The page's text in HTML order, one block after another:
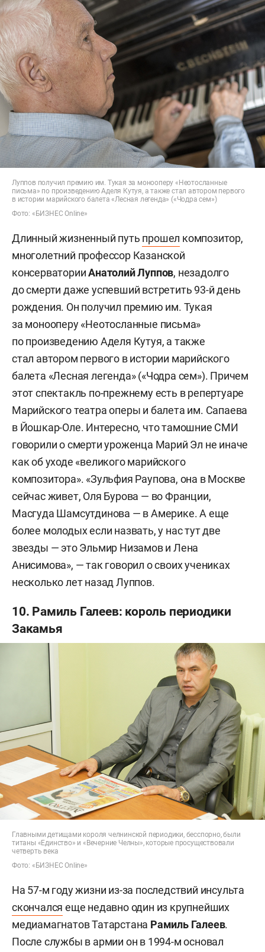
Луппов получил премию им. Тукая за монооперу «Неотосланные
письма» по произведению Аделя Кутуя, а также стал автором первого
в истории марийского балета «Лесная легенда» («Чодра сем»)
Фото: «БИЗНЕС Online»
Длинный жизненный путь прошел композитор,
многолетний профессор Казанской
консерваторииАнатолий Луппов, незадолго
до смерти даже успевший встретить 93-й день
рождения. Он получил премию им. Тукая
за монооперу «Неотосланные письма»
по произведению Аделя Кутуя, а также
стал автором первого в истории марийского
балета «Лесная легенда» («Чодра сем»). Причем
этот спектакль по-прежнему есть в репертуаре
Марийского театра оперы и балета им. Сапаева
в Йошкар-Оле. Интересно, что тамошние СМИ
говорили о смерти уроженца Марий Эл не иначе
как об уходе «великого марийского
композитора». «Зульфия Раупова, она в Москве
сейчас живет, Оля Бурова — во Франции,
Масгуда Шамсутдинова — в Америке. А еще
более молодых если назвать, у нас тут две
звезды — это Эльмир Низамов и Лена
Анисимова», — так говорил о своих учениках
несколько лет назад Луппов.
10. Рамиль Галеев: король периодики
Закамья
Главными детищами короля челнинской периодики, бесспорно, были
титаны «Единство» и «Вечерние Челны», которые просуществовали
четверть века
Фото: «БИЗНЕС Online»
На 57-м году жизни из-за последствий инсульта
скончался еще недавно один из крупнейших
медиамагнатов Татарстана Рамиль Галеев.
После службы в армии он в 1994-м основал